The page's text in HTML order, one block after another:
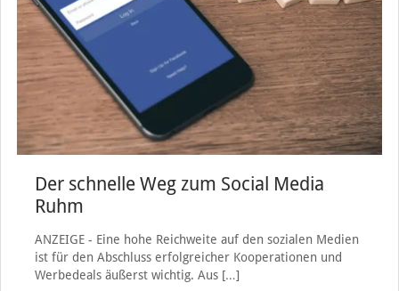
Der schnelle Weg zum Social Media
Ruhm
ANZEIGE - Eine hohe Reichweite auf den sozialen Medien
ist für den Abschluss erfolgreicher Kooperationen und
Werbedeals äußerst wichtig. Aus[…]